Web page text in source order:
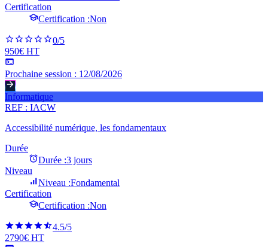
Certification
Certification :Non
0/5
950€ HT
Prochaine session : 12/08/2026
Informatique
REF : IACW
Accessibilité numérique, les fondamentaux
Durée
Durée :3 jours
Niveau
Niveau :Fondamental
Certification
Certification :Non
4.5/5
2790€ HT